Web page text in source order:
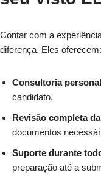
Contar com a
diferença. Eles oferecem:
Consultoria
candidato.
Revisão completa
documentos
Suporte durante
preparação até a